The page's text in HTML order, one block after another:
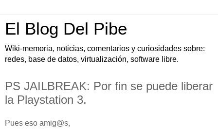
El Blog Del Pibe
Wiki-memoria, noticias, comentarios y curiosidades sobre:
redes, base de datos, virtualización, software libre.
PS JAILBREAK: Por fin se puede liberar
la Playstation 3.
Pues eso amig@s,